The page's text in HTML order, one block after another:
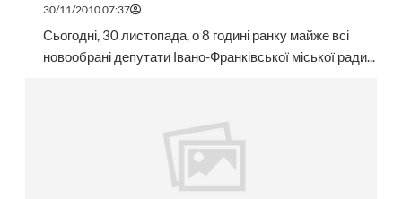
30/11/2010 07:37
Сьогодні, 30 листопада, о 8 годині ранку майже всі
новообрані депутати Івано-Франківської міської ради...